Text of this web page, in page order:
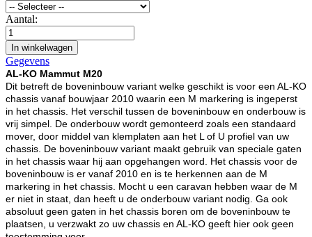
Aantal:
In winkelwagen
Gegevens
AL-KO Mammut M20
Dit betreft de boveninbouw variant welke geschikt is voor een AL-KO
chassis vanaf bouwjaar 2010 waarin een M markering is ingeperst
in het chassis. Het verschil tussen de boveninbouw en onderbouw is
vrij simpel. De onderbouw wordt gemonteerd zoals een standaard
mover, door middel van klemplaten aan het L of U profiel van uw
chassis. De boveninbouw variant maakt gebruik van speciale gaten
in het chassis waar hij aan opgehangen word. Het chassis voor de
boveninbouw is er vanaf 2010 en is te herkennen aan de M
markering in het chassis. Mocht u een caravan hebben waar de M
er niet in staat, dan heeft u de onderbouw variant nodig. Ga ook
absoluut geen gaten in het chassis boren om de boveninbouw te
plaatsen, u verzwakt zo uw chassis en AL-KO geeft hier ook geen